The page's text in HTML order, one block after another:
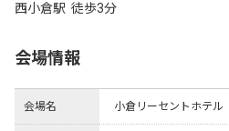
西小倉駅  徒歩3分
会場情報
会場名 小倉リーセントホテル